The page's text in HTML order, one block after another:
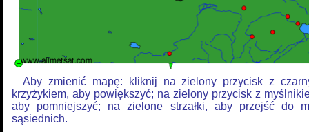
Aby zmienić mapę: kliknij na zielony przycisk z
krzyżykiem, aby powiększyć; na zielony przycisk z
aby pomniejszyć; na zielone strzałki, aby przejść do
sąsiednich.